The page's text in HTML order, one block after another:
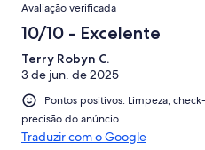
Avaliação verificada
10/10 - Excelente
Terry Robyn C.
3 de jun. de 2025
Pontos positivos: Limpeza,
precisão do anúncio
Traduzir com o Google